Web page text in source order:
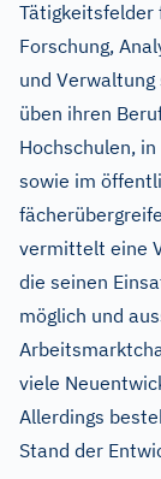
Tätigkeitsfelder
Forschung,
und
üben ihren
Hochschulen,
sowie im
vermittelt eine
die seinen
möglich und
viele
Allerdings
Stand der